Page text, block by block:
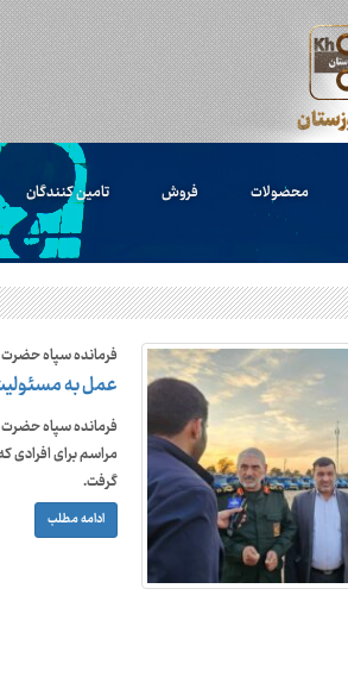
محصولات فروش تامین کنندگان
فرمانده سپاه
عمل به
مراسم برای افرادی
گرفت.
ادامه مطلب